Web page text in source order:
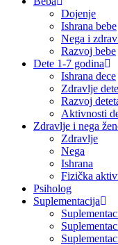
Dojenje
Ishrana bebe
Nega i
Razvoj bebe
Dete 1-7 godina
Ishrana dece
Zdravlje
Razvoj
Aktivnosti
Zdravlje i nega
Zdravlje
Nega
Ishrana
Fizička
Psiholog
Suplementacija